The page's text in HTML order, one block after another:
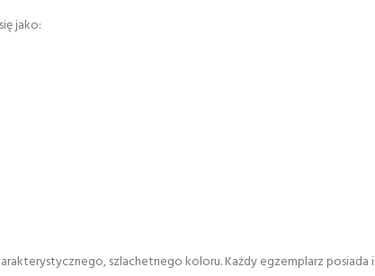
jako:
szlachetnego koloru. Każdy egzemplarz